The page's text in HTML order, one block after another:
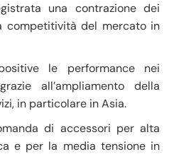
una contrazione dei
competitività del mercato in
le performance nei
all’ampliamento della
in particolare in Asia.
di accessori per alta
e per la media tensione in